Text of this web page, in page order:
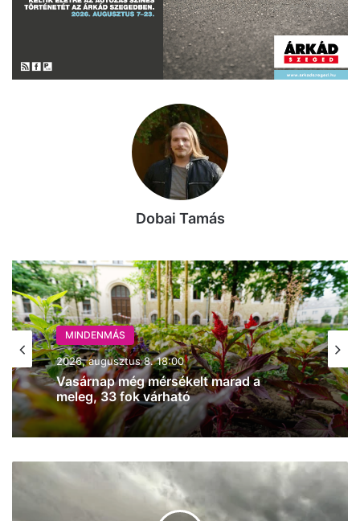
Dobai Tamás
MINDENMÁS
2026, augusztus 8. 15:03
Ég az erdő aljnövényzete Solton
(frissítve!)